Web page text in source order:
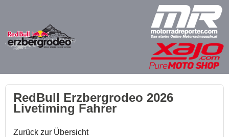
RedBull Erzbergrodeo 2026
Livetiming Fahrer
Zurück zur Übersicht